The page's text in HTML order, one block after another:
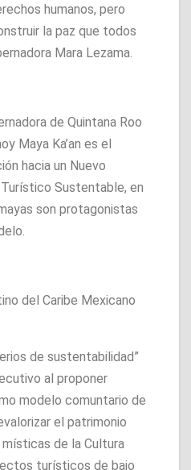
humanos, pero
la paz que todos
Mara Lezama.
de Quintana Roo
Maya Ka’an es el
hacia un Nuevo
Sustentable, en
son protagonistas
del Caribe Mexicano
de sustentabilidad”
al proponer
modelo comuntario de
el patrimonio
de la Cultura
turísticos de bajo